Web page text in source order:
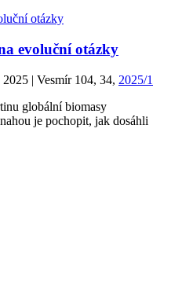
evoluční otázky
2025 | Vesmír 104, 34, 2025/1
globální biomasy
je pochopit, jak dosáhli